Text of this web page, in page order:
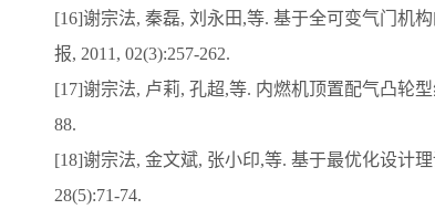
[16]谢宗法, 秦磊, 刘永田,等. 基于全可变气门机
报, 2011, 02(3):257-262.
[17]谢宗法, 卢莉, 孔超,等. 内燃机顶置配气凸轮
88.
[18]谢宗法, 金文斌, 张小印,等. 基于最优化设计
28(5):71-74.